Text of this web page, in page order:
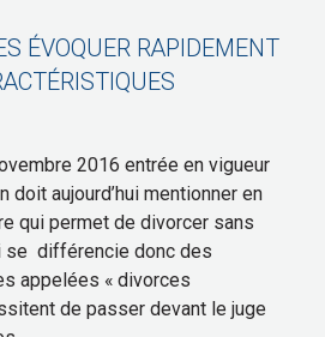
ÉVOQUER RAPIDEMENT
2016 entrée en vigueur
doit aujourd’hui mentionner en
qui permet de divorcer sans
se différencie donc des
appelées « divorces
de passer devant le juge